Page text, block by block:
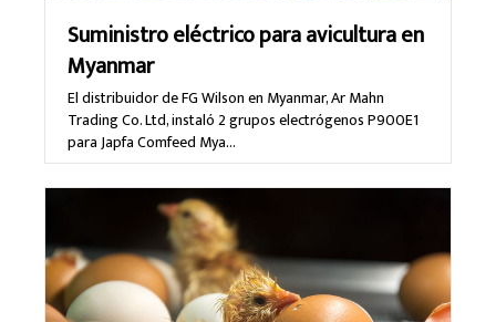
Suministro eléctrico para avicultura en
Myanmar
El distribuidor de FG Wilson en Myanmar, Ar Mahn
Trading Co. Ltd, instaló 2 grupos electrógenos P900E1
para Japfa Comfeed Mya…